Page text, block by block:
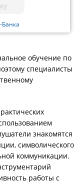
Банка
обучение по
специалисты
знакомятся
символического
коммуникации.
работы с